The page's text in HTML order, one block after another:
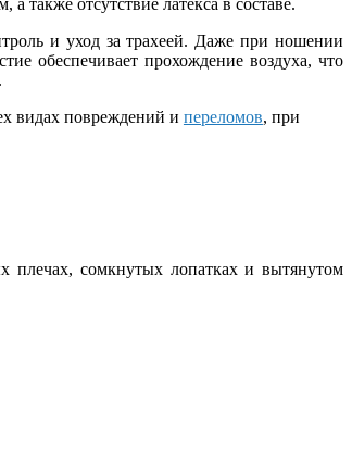
также отсутствие латекса в составе.
и уход за трахеей. Даже при ношении
обеспечивает прохождение воздуха, что
видах повреждений и переломов, при
плечах, сомкнутых лопатках и вытянутом